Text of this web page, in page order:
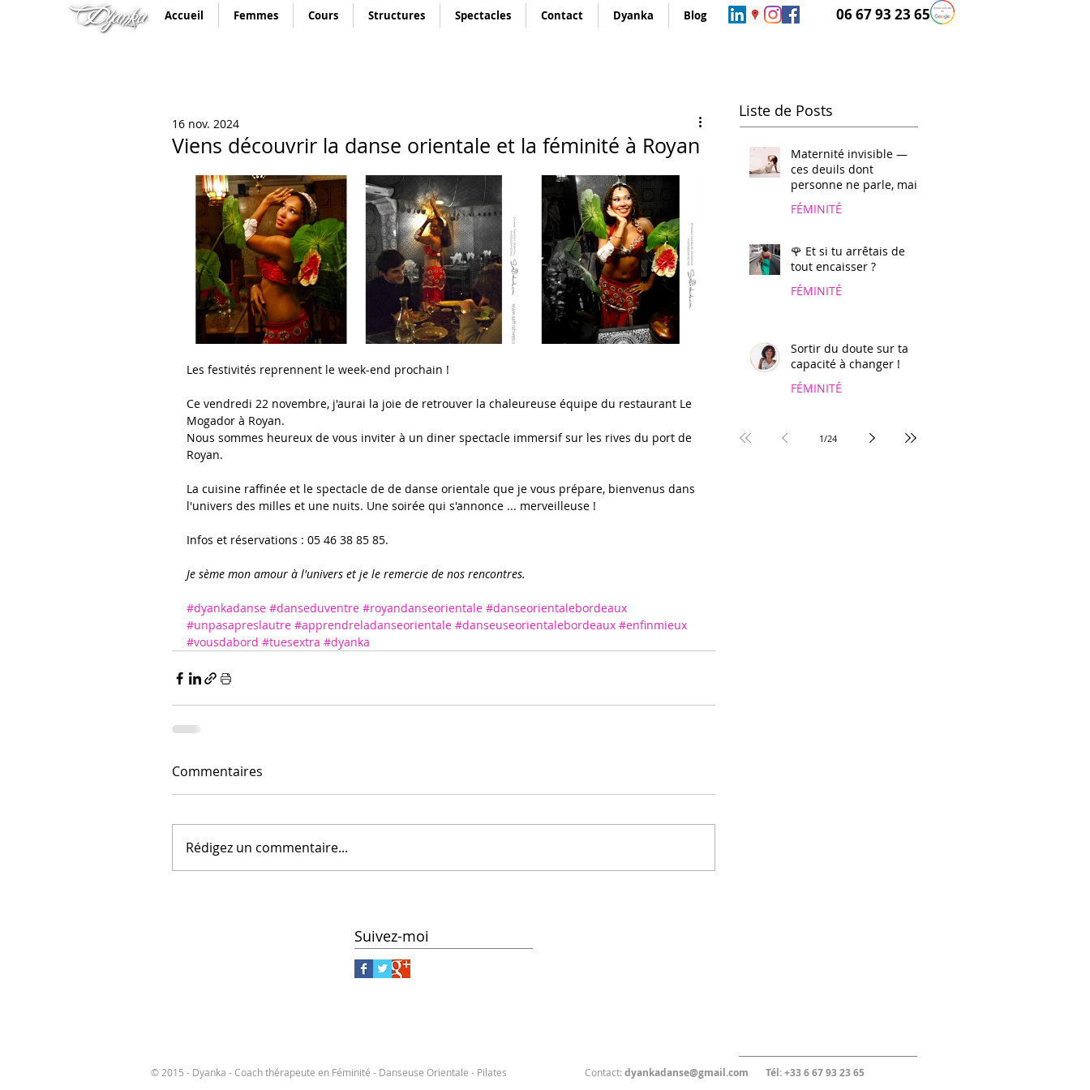
Accueil Femmes Cours Structures Spectacles Contact Dyanka Blog 06 67 93 23 65
Viens découvrir la danse orientale et la féminité à Royan
16 nov. 2024
Les festivités reprennent le week-end prochain !
Ce vendredi 22 novembre, j'aurai la joie de retrouver la chaleureuse équipe du restaurant Le
Mogador à Royan.
Nous sommes heureux de vous inviter à un diner spectacle immersif sur les rives du port de
Royan.
La cuisine raffinée et le spectacle de de danse orientale que je vous prépare, bienvenus dans
l'univers des milles et une nuits. Une soirée qui s'annonce ... merveilleuse !
Infos et réservations : 05 46 38 85 85.
Je sème mon amour à l'univers et je le remercie de nos rencontres.
#dyankadanse #danseduventre #royandanseorientale #danseorientalebordeaux
#unpasapreslautre #apprendreladanseorientale #danseuseorientalebordeaux #enfinmieux
#vousdabord #tuesextra #dyanka
Commentaires
Rédigez un commentaire...
Liste de Posts
Maternité invisible —
ces deuils dont
personne ne parle, mais
que tant de femmes
portent en silence 🕊️
FÉMINITÉ
🌹 Et si tu arrêtais de
tout encaisser ?
FÉMINITÉ
Sortir du doute sur ta
capacité à changer !
FÉMINITÉ
1/24
Suivez-moi
© 2015 - Dyanka - Coach thérapeute en Féminité - Danseuse Orientale - Pilates Contact: dyankadanse@gmail.com Tél: +33 6 67 93 23 65